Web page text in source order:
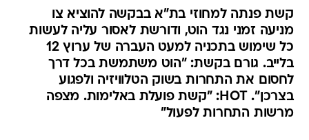
קשת פנתה למחוזי בת"א בבקשה להוציא צו
מניעה זמני נגד הוט, ודורשת לאסור עליה לעשות
כל שימוש בתכניה למעט העברה של ערוץ 12
בלייב. גורם בקשת: "הוט משתמשת בכל דרך
לחסום את התחרות בשוק הטלוויזיה ולפגוע
בצרכן". HOT: "קשת פועלת באלימות. מצפה
מרשות התחרות לפעול"